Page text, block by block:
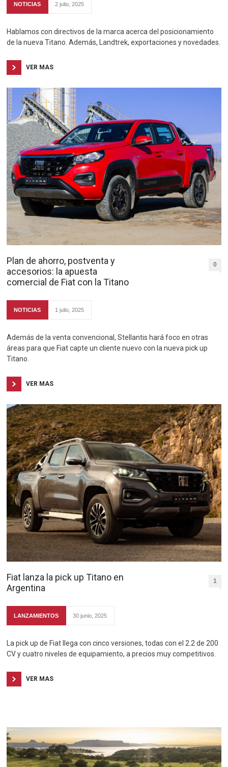
NOTICIAS 2 julio, 2025
Hablamos con directivos de la marca acerca del posicionamiento
de la nueva Titano. Además, Landtrek, exportaciones y novedades.
VER MAS
Plan de ahorro, postventa y
accesorios: la apuesta
comercial de Fiat con la Titano
0
NOTICIAS 1 julio, 2025
Además de la venta convencional, Stellantis hará foco en otras
áreas para que Fiat capte un cliente nuevo con la nueva pick up
Titano.
VER MAS
Fiat lanza la pick up Titano en
Argentina
1
LANZAMIENTOS 30 junio, 2025
La pick up de Fiat llega con cinco versiones, todas con el 2.2 de 200
CV y cuatro niveles de equipamiento, a precios muy competitivos.
VER MAS